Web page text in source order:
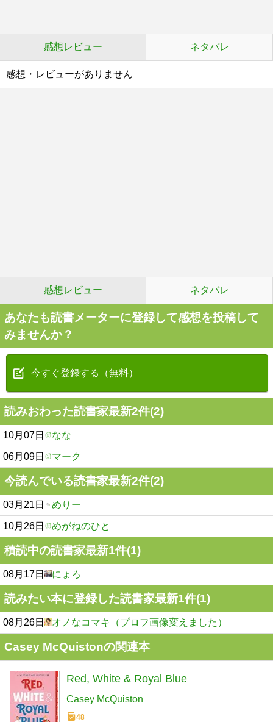
感想レビュー ネタバレ
感想・レビューがありません
感想レビュー ネタバレ
あなたも読書メーターに登録して感想を投稿して
みませんか？
今すぐ登録する（無料）
読みおわった読書家最新2件(2)
10月07日 なな
06月09日 マーク
今読んでいる読書家最新2件(2)
03月21日 めりー
10月26日 めがねのひと
積読中の読書家最新1件(1)
08月17日 にょろ
読みたい本に登録した読書家最新1件(1)
08月26日 オノなコマキ（プロフ画像変えました）
Casey McQuistonの関連本
Red, White & Royal Blue
Casey McQuiston
48